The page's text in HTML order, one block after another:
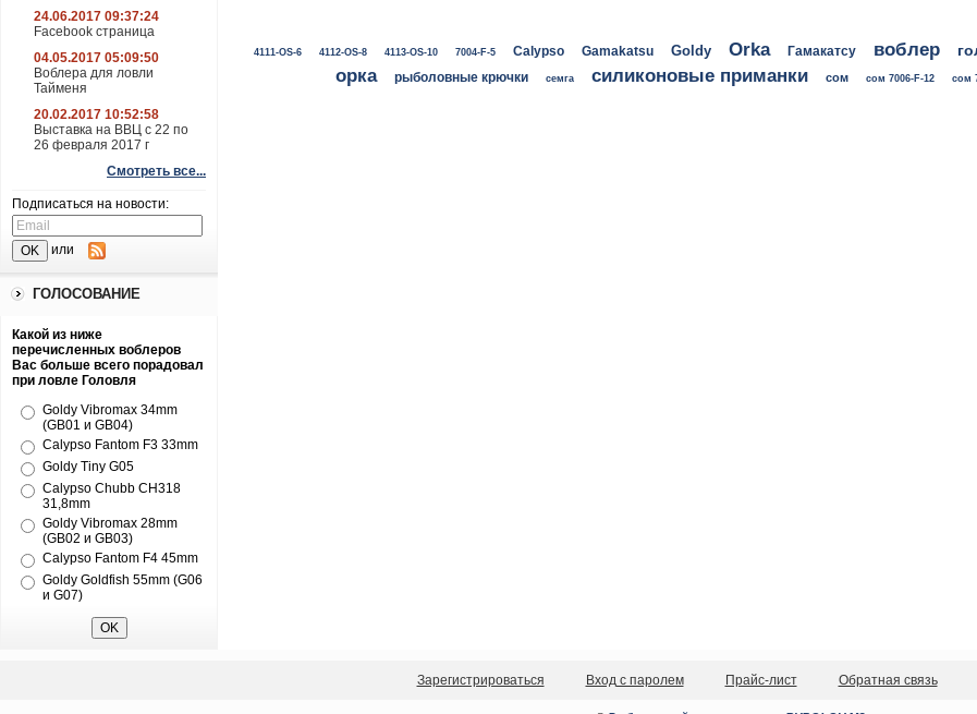
24.06.2017 09:37:24
Facebook страница
04.05.2017 05:09:50
Воблера для ловли
Тайменя
20.02.2017 10:52:58
Выставка на ВВЦ с 22 по
26 февраля 2017 г
Смотреть все...
Подписаться на новости:
или
ГОЛОСОВАНИЕ
Какой из ниже
перечисленных воблеров
Вас больше всего порадовал
при ловле Головля
Goldy Vibromax 34mm
(GB01 и GB04)
Calypso Fantom F3 33mm
Goldy Tiny G05
Calypso Chubb CH318
31,8mm
Goldy Vibromax 28mm
(GB02 и GB03)
Calypso Fantom F4 45mm
Goldy Goldfish 55mm (G06
и G07)
4111-OS-6 4112-OS-8 4113-OS-10 7004-F-5 Calypso Gamakatsu Goldy Orka Гамакатсу воблер
орка рыболовные крючки семга силиконовые приманки сом сом 7006-F-12 сом
Зарегистрироваться Вход с паролем Прайс-лист Обратная связь